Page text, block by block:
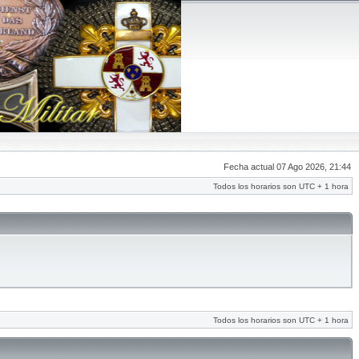
Fecha actual 07 Ago 2026, 21:44
Todos los horarios son UTC + 1 hora
Todos los horarios son UTC + 1 hora